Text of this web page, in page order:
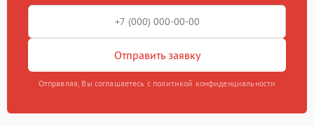
Отправить заявку
Отправляя, Вы соглашаетесь с политикой конфиденциальности